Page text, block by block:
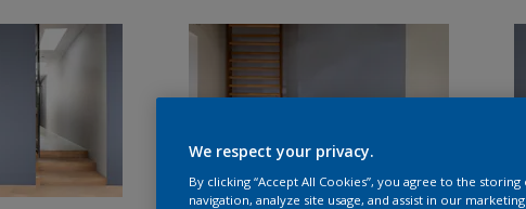
We respect your privacy.
By clicking “Accept All Cookies”, you agree to the
navigation, analyze site usage, and assist in our